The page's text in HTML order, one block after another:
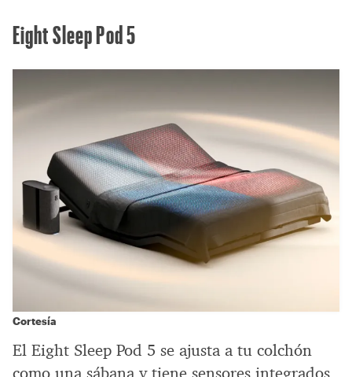
Eight Sleep Pod 5
Cortesía
El Eight Sleep Pod 5 se ajusta a tu colchón
como una sábana y tiene sensores integrados